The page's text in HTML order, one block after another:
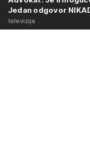
Jedan odgovor
televizija